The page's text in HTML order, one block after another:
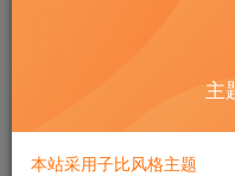
此内容为付费资源，请付费
主
本站采用子比风格主题